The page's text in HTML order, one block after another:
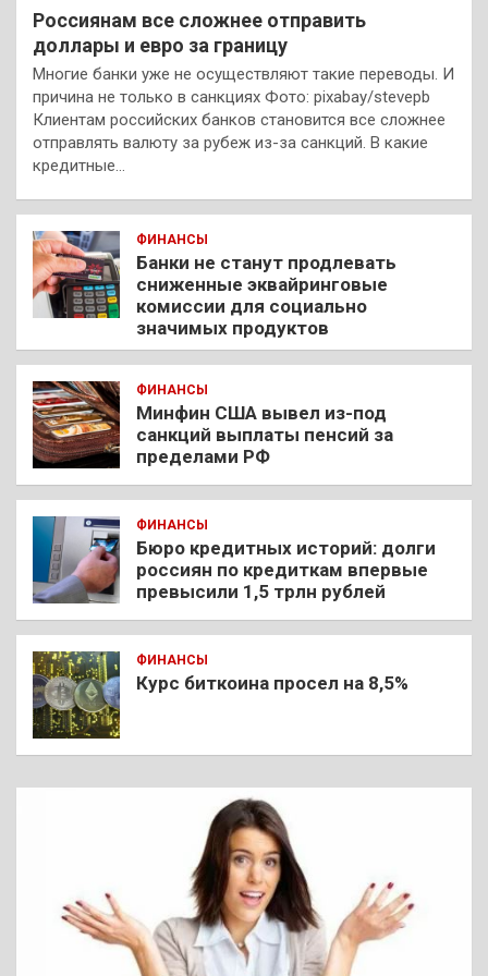
Россиянам все сложнее отправить
доллары и евро за границу
Многие банки уже не осуществляют такие переводы. И
причина не только в санкциях Фото: pixabay/stevepb
Клиентам российских банков становится все сложнее
отправлять валюту за рубеж из-за санкций. В какие
кредитные…
ФИНАНСЫ
Банки не станут продлевать
сниженные эквайринговые
комиссии для социально
значимых продуктов
ФИНАНСЫ
Минфин США вывел из-под
санкций выплаты пенсий за
пределами РФ
ФИНАНСЫ
Бюро кредитных историй: долги
россиян по кредиткам впервые
превысили 1,5 трлн рублей
ФИНАНСЫ
Курс биткоина просел на 8,5%